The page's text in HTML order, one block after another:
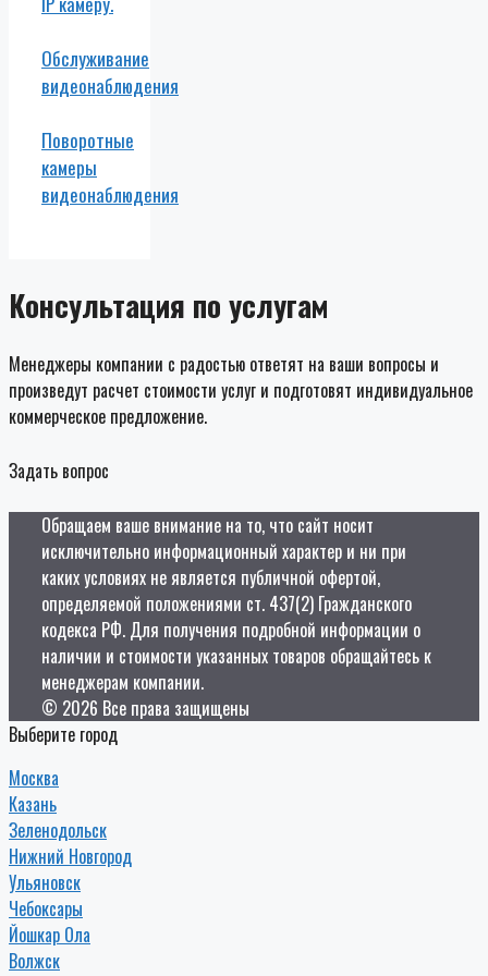
Обслуживание
видеонаблюдения
Поворотные
камеры
видеонаблюдения
Консультация по услугам
Менеджеры компании с радостью ответят на ваши вопросы и
произведут расчет стоимости услуг и подготовят индивидуальное
коммерческое предложение.
Задать вопрос
Обращаем ваше внимание на то, что сайт носит
исключительно информационный характер и ни при
каких условиях не является публичной офертой,
определяемой положениями ст. 437(2) Гражданского
кодекса РФ. Для получения подробной информации о
наличии и стоимости указанных товаров обращайтесь к
менеджерам компании.
© 2026 Все права защищены
Выберите город
Москва
Казань
Зеленодольск
Нижний Новгород
Ульяновск
Чебоксары
Йошкар Ола
Волжск